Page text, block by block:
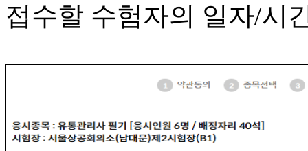
접수할 수험자의 일자/시